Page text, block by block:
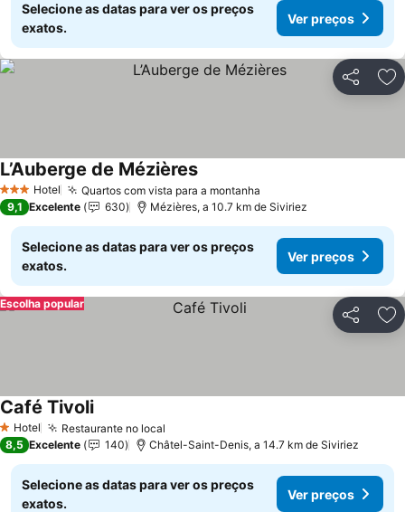
Selecione as datas para ver os preços
exatos.
Ver preços
Partilhar
3 EstrelasHotel Quartos com vista para a montanha
L’Auberge de Mézières
9,1 Excelente 630 Mézières, a 10.7 km de Siviriez
Selecione as datas para ver os preços
exatos.
Ver preços
Partilhar
Escolha popular
1 Estrelas
Hotel Restaurante no local
Café Tivoli
8,5 Excelente 140 Châtel-Saint-Denis, a 14.7 km de Siviriez
Selecione as datas para ver os preços
exatos.
Ver preços